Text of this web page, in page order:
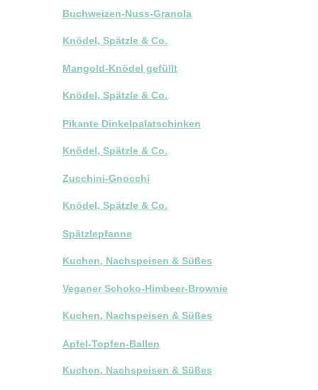
Buchweizen-Nuss-Granola
Knödel, Spätzle & Co.
Mangold-Knödel gefüllt
Knödel, Spätzle & Co.
Pikante Dinkelpalatschinken
Knödel, Spätzle & Co.
Zucchini-Gnocchi
Knödel, Spätzle & Co.
Spätzlepfanne
Kuchen, Nachspeisen & Süßes
Veganer Schoko-Himbeer-Brownie
Kuchen, Nachspeisen & Süßes
Apfel-Topfen-Ballen
Kuchen, Nachspeisen & Süßes